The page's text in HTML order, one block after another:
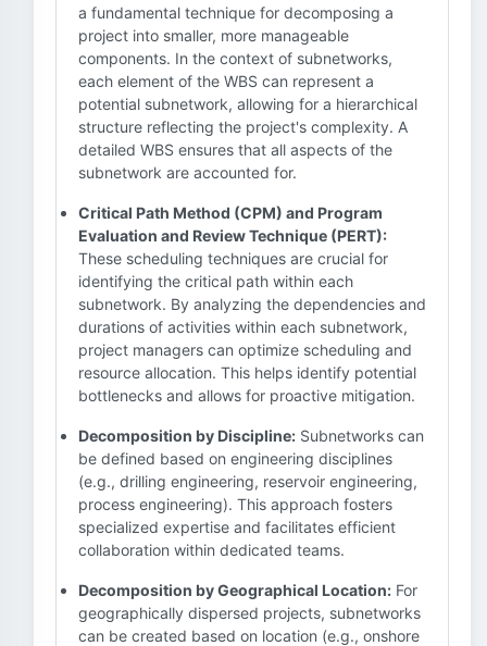
a fundamental technique for decomposing a
project into smaller, more manageable
components. In the context of subnetworks,
each element of the WBS can represent a
potential subnetwork, allowing for a hierarchical
structure reflecting the project's complexity. A
detailed WBS ensures that all aspects of the
subnetwork are accounted for.
Critical Path Method (CPM) and Program
Evaluation and Review Technique (PERT):
These scheduling techniques are crucial for
identifying the critical path within each
subnetwork. By analyzing the dependencies and
durations of activities within each subnetwork,
project managers can optimize scheduling and
resource allocation. This helps identify potential
bottlenecks and allows for proactive mitigation.
Decomposition by Discipline: Subnetworks can
be defined based on engineering disciplines
(e.g., drilling engineering, reservoir engineering,
process engineering). This approach fosters
specialized expertise and facilitates efficient
collaboration within dedicated teams.
Decomposition by Geographical Location: For
geographically dispersed projects, subnetworks
can be created based on location (e.g., onshore